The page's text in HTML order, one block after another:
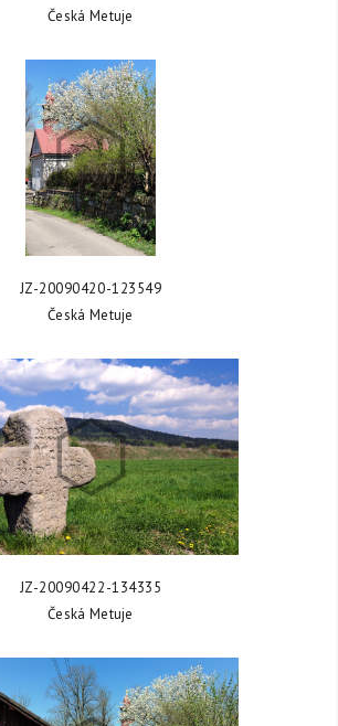
Česká Metuje
ZOBRAZIT FOTKU
JZ-20090420-123549
Česká Metuje
ZOBRAZIT FOTKU
JZ-20090422-134335
Česká Metuje